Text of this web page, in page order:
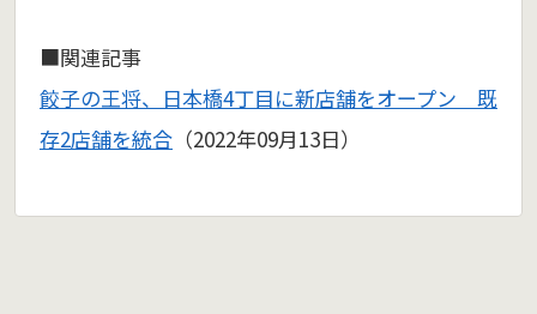
■関連記事
餃子の王将、日本橋4丁目に新店舗をオープン 既
存2店舗を統合 （2022年09月13日）